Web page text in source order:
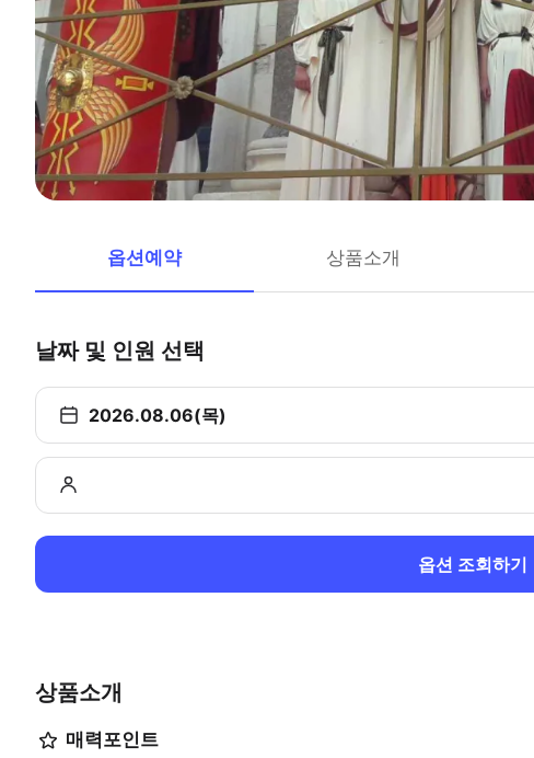
옵션예약 상품소개
날짜 및 인원 선택
2026.08.06(목)
옵션 조회하기
상품소개
매력포인트